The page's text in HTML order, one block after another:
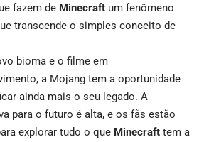
fazem de Minecraft um fenômeno
transcende o simples conceito de
bioma e o filme em
a Mojang tem a oportunidade
ainda mais o seu legado. A
para o futuro é alta, e os fãs estão
explorar tudo o que Minecraft tem a